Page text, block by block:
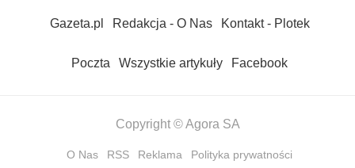
Gazeta.pl Redakcja - O Nas Kontakt - Plotek
Poczta Wszystkie artykuły Facebook
Copyright © Agora SA
O Nas RSS Reklama Polityka prywatności